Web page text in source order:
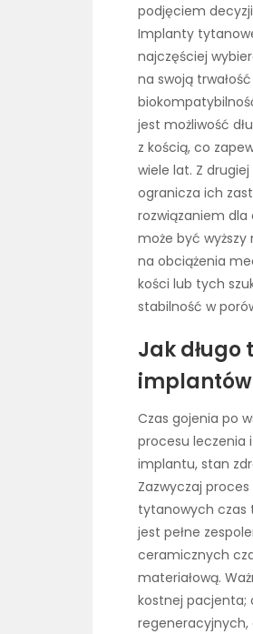
podjęciem
Implanty
najczęściej
na swoją
jest możliwość
z kością, co
wiele lat. Z
ogranicza ich
rozwiązaniem dla
może być
na obciążenia
kości lub tych
stabilność w
Jak długo
implantów
Czas gojenia po
procesu leczenia
implantu, stan
Zazwyczaj
tytanowych czas
jest pełne
ceramicznych
materiałową.
kostnej pacjenta;
regeneracyjnych,